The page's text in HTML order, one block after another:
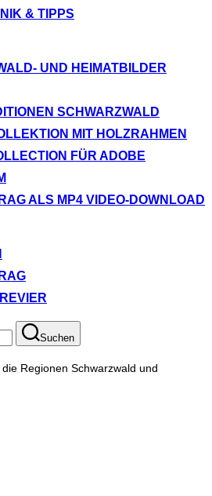
& TIPPS
UND HEIMATBILDER
SCHWARZWALD
MIT HOLZRAHMEN
FÜR ADOBE
ALS MP4 VIDEO-DOWNLOAD
Suchen
Regionen Schwarzwald und